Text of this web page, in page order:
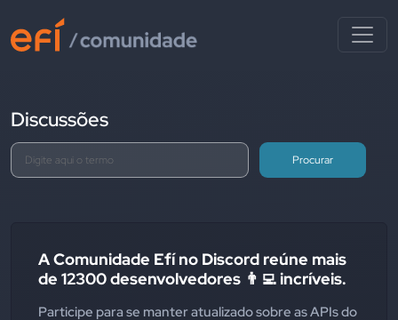
Discussões
Procurar
A Comunidade Efí no Discord reúne mais
de 12300 desenvolvedores 👨‍💻 incríveis.
Participe para se manter atualizado sobre as APIs do